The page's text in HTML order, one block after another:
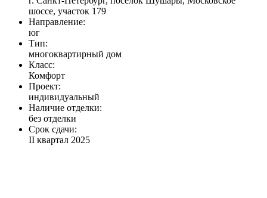
шоссе, участок 179
Направление:
юг
Тип:
многоквартирный дом
Класс:
Комфорт
Проект:
индивидуальный
Наличие отделки:
без отделки
Срок сдачи:
II квартал 2025